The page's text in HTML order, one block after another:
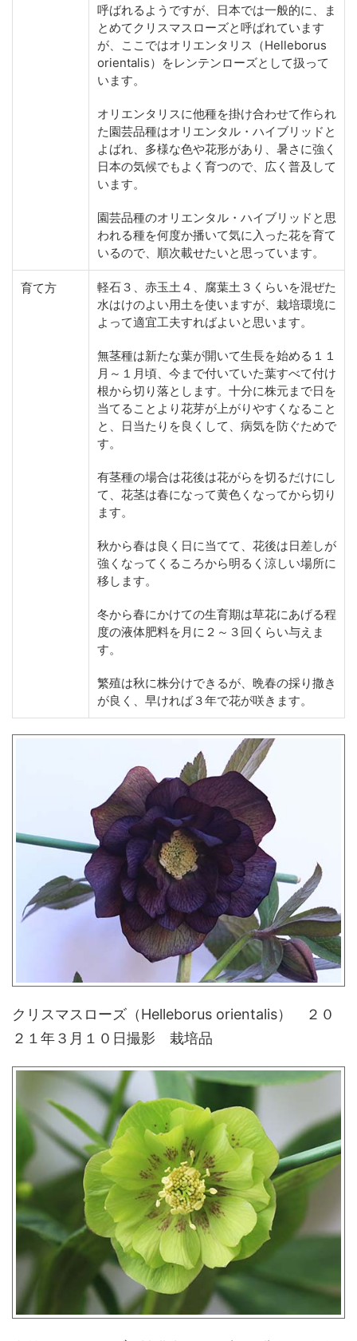
呼ばれるようですが、日本では一般的に、ま
とめてクリスマスローズと呼ばれています
が、ここではオリエンタリス（Helleborus
orientalis）をレンテンローズとして扱って
います。
オリエンタリスに他種を掛け合わせて作られ
た園芸品種はオリエンタル・ハイブリッドと
よばれ、多様な色や花形があり、暑さに強く
日本の気候でもよく育つので、広く普及して
います。
園芸品種のオリエンタル・ハイブリッドと思
われる種を何度か播いて気に入った花を育て
いるので、順次載せたいと思っています。
育て方
軽石３、赤玉土４、腐葉土３くらいを混ぜた
水はけのよい用土を使いますが、栽培環境に
よって適宜工夫すればよいと思います。
無茎種は新たな葉が開いて生長を始める１１
月～１月頃、今まで付いていた葉すべて付け
根から切り落とします。十分に株元まで日を
当てることより花芽が上がりやすくなること
と、日当たりを良くして、病気を防ぐためで
す。
有茎種の場合は花後は花がらを切るだけにし
て、花茎は春になって黄色くなってから切り
ます。
秋から春は良く日に当てて、花後は日差しが
強くなってくるころから明るく涼しい場所に
移します。
冬から春にかけての生育期は草花にあげる程
度の液体肥料を月に２～３回くらい与えま
す。
繁殖は秋に株分けできるが、晩春の採り撒き
が良く、早ければ３年で花が咲きます。
クリスマスローズ（Helleborus orientalis） ２０
２１年３月１０日撮影 栽培品